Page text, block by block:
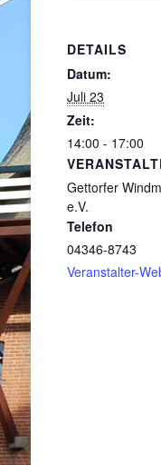
DETAILS
Datum:
Juli 23
Zeit:
14:00 - 17:00
Gettorfer
e.V.
Telefon
04346-8743
Veranstalter-